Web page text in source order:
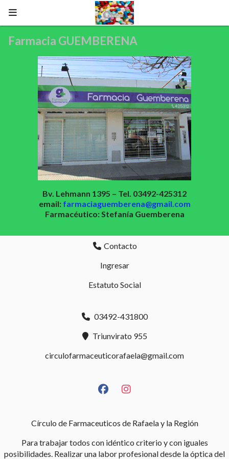
Farmacia GUEMBERENA
Bv. Lehmann 1395 – Tel. 03492-425312
email: farmaciaguemberena@gmail.com
Farmacéutico: Stefanía Guemberena
Contacto
Ingresar
Estatuto Social
Círculo de Farmaceuticos de Rafaela y la Región
Para trabajar todos con idéntico criterio y con iguales
posibilidades. Realizar una labor profesional desde la óptica del
03492-431800
Triunvirato 955
circulofarmaceuticorafaela@gmail.com